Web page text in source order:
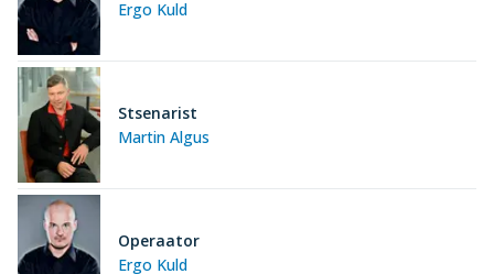
Ergo Kuld
Martin Algus
Stsenarist
Ergo Kuld
Operaator